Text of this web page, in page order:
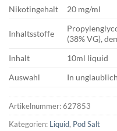
Nikotingehalt
20 mg/ml
Inhaltsstoffe
(38% VG),
Inhalt
10ml liquid
Auswahl
In
Artikelnummer:627853
Kategorien: Liquid, Pod Salt